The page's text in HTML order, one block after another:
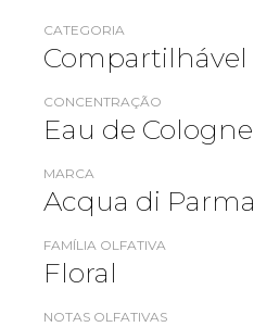
CATEGORIA
Compartilhável
CONCENTRAÇÃO
Eau de Cologne
MARCA
Acqua di Parma
FAMÍLIA OLFATIVA
Floral
NOTAS OLFATIVAS